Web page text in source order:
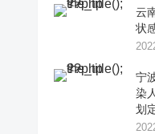
云
状
宁
染
划